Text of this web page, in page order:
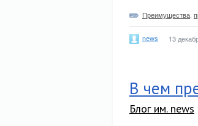
Преимущества
news 13
В чем
Блог им. news